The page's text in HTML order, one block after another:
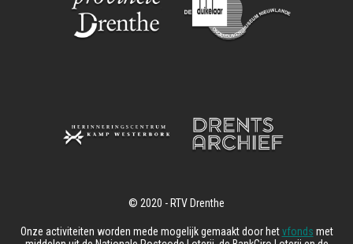
Onze activiteiten worden mede mogelijk gemaakt door hetvfonds met